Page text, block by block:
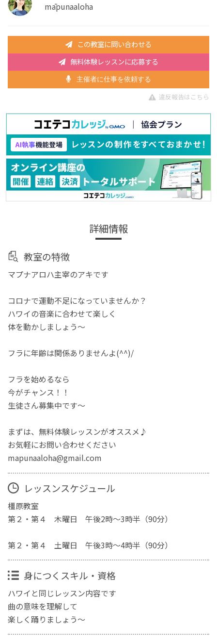
māpunaaloha
この教室に問い合わせる
無料体験レッスンに応募する
主催者に仕事を依頼する
違反報告はこちら
詳細情報
教室の特徴
マプナアロハ主宰のアキです
コロナで運動不足になっていませんか？
ハワイの音楽に合わせて楽しく
体を動かしましょう～
フラに年齢は関係ありませんよ(^^)/
フラを始めるなら
今がチャンス！！
生徒さん募集中です～
まずは、無料体験レッスンがオススメ♪
お気軽にお問い合わせください
mapunaaloha@gmail.com
レッスンスケジュール
橿原教室
第２・第４ 木曜日 午後2時～3時半（90分）
第２・第４ 土曜日 午後3時～4時半（90分）
身につくスキル・資格
ハワイと同じレッスン内容です
曲の意味を理解して
楽しく踊りましょう〜